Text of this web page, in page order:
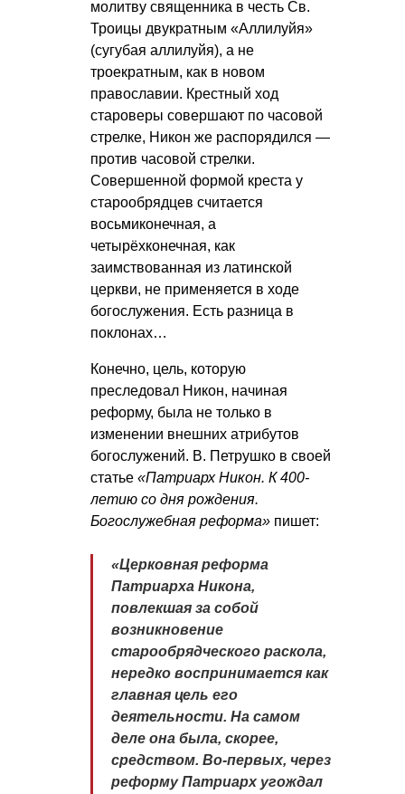
молитву священника в честь Св.
Троицы двукратным «Аллилуйя»
(сугубая аллилуйя), а не
троекратным, как в новом
православии. Крестный ход
староверы совершают по часовой
стрелке, Никон же распорядился —
против часовой стрелки.
Совершенной формой креста у
старообрядцев считается
восьмиконечная, а
четырёхконечная, как
заимствованная из латинской
церкви, не применяется в ходе
богослужения. Есть разница в
поклонах…
Конечно, цель, которую
преследовал Никон, начиная
реформу, была не только в
изменении внешних атрибутов
богослужений. В. Петрушко в своей
статье «Патриарх Никон. К 400-
летию со дня рождения.
Богослужебная реформа» пишет:
«Церковная реформа
Патриарха Никона,
повлекшая за собой
возникновение
старообрядческого раскола,
нередко воспринимается как
главная цель его
деятельности. На самом
деле она была, скорее,
средством. Во-первых, через
реформу Патриарх угождал